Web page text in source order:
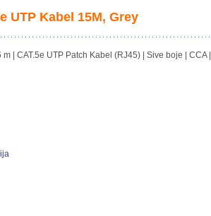
UTP Kabel 15M, Grey
| CAT.5e UTP Patch Kabel (RJ45) | Sive boje |